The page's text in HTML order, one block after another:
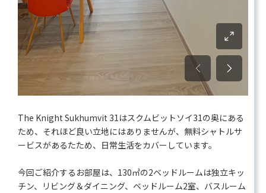
The Knight Sukhumvit 31はスクムビットソイ31の奥にある
ため、それほど良い立地にはありませんが、無料シャトルサ
ービスがあるたため、日常生活をカバーしています。
今回ご紹介するお部屋は、130㎡の2ベッドルームは独立キッ
チン、リビング＆ダイニング、ベッドルーム2室、バスルーム